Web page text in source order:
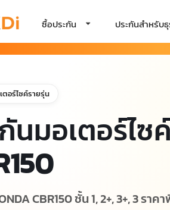
ซื้อประกัน ประกันสำหรับ
ตอร์ไซค์รายรุ่น
นมอเตอร์ไซ
CBR150 ชั้น 1, 2+, 3+, 3 รา